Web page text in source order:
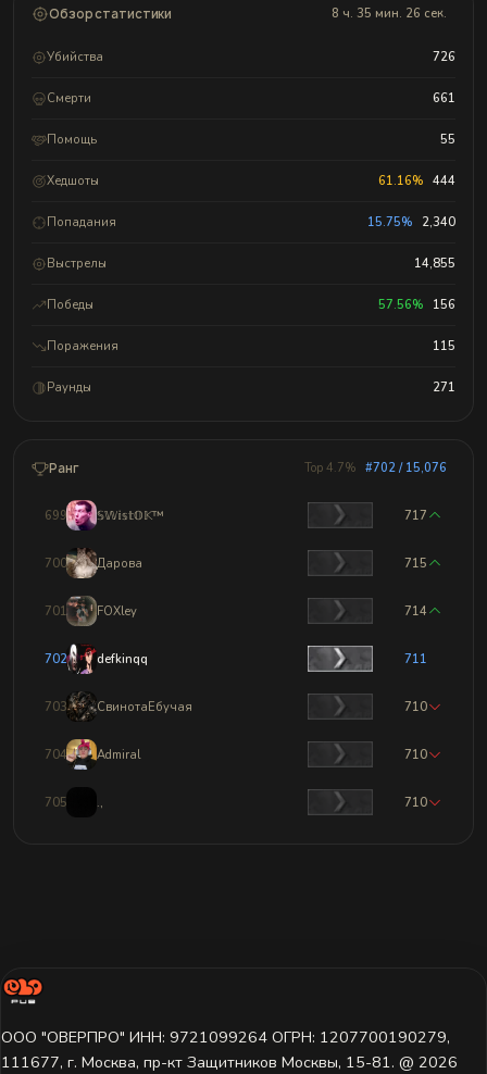
Обзор статистики 8 ч. 35 мин. 26 сек.
Убийства 726
Смерти 661
Помощь 55
Хедшоты 61.16% 444
Попадания 15.75% 2,340
Выстрелы 14,855
Победы 57.56% 156
Поражения 115
Раунды 271
Ранг Top 4.7% #702 / 15,076
699 𝕊𝕎𝕚𝕤𝕥𝕆𝕂™ 717
700 Дарова 715
701 FOXley 714
702 defkinqq 711
703 СвинотаЕбучая 710
704 Admiral 710
705 ., 710
ООО "ОВЕРПРО" ИНН: 9721099264 ОГРН: 1207700190279,
111677, г. Москва, пр-кт Защитников Москвы, 15-81. @ 2026 ㅤ